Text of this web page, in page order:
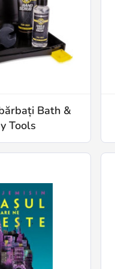
Bath &
Tools